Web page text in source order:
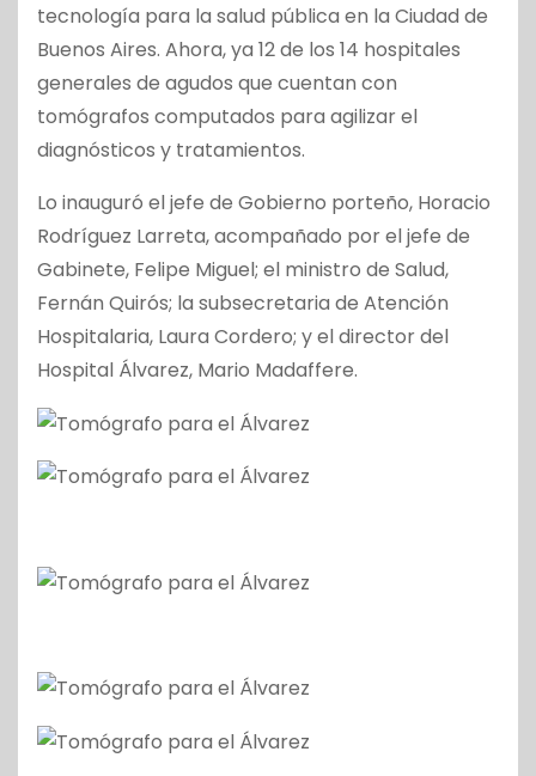
tecnología para la salud pública en la Ciudad de
Buenos Aires. Ahora, ya 12 de los 14 hospitales
generales de agudos que cuentan con
tomógrafos computados para agilizar el
diagnósticos y tratamientos.
Lo inauguró el jefe de Gobierno porteño, Horacio
Rodríguez Larreta, acompañado por el jefe de
Gabinete, Felipe Miguel; el ministro de Salud,
Fernán Quirós; la subsecretaria de Atención
Hospitalaria, Laura Cordero; y el director del
Hospital Álvarez, Mario Madaffere.